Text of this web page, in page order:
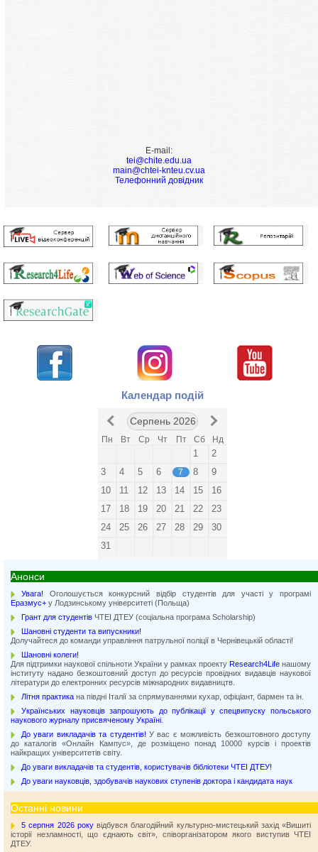
E-mail:
tei@chite.edu.ua
main@chtei-knteu.cv.ua
Телефонний довідник
Календар подій
Серпень 2026
Пн Вт Ср Чт Пт Сб Нд
1
2
3
4 5 6 7 8
9
10
11 12 13 14 15
16
17
18 19 20 21 22
23
24
25 26 27 28 29
30
31
Анонси
Увага! Оголошується конкурсний відбір студентів для участі у програмі
Еразмус+ у Лодзинському університеті (Польща)
Грант для студентів ЧТЕІ ДТЕУ (соціальна програма Scholarship)
Шановні студенти та випускники!
Долучайтеся до команди управління патрульної поліції в Чернівецькій області!
Шановні колеги!
Для підтримки наукової спільноти України у рамках проекту Research4Life нашому
інституту надано безкоштовний доступ до ресурсів провідних видавців наукової
літератури до електронних ресурсів міжнародних видавництв.
Літня практика на півдні Італії за спрямуваннями кухар, офіціант, бармен та ін.
Українських науковців запрошують до публікації у спецвипуску польського
наукового журналу присвяченому Україні
До уваги викладачів та студентів! У вас є можливість безкоштовного доступу
до каталогів «Онлайн Кампус», де розміщено понад 10000 курсів і проектів
найкращих університетів світу.
До уваги викладачів та студентів, користувачів бібліотеки ЧТЕІ ДТЕУ!
До уваги науковців, здобувачів наукових ступенів доктора і кандидата наук
Останні новини
5 серпня 2026 рокувідбувся благодійний культурно-мистецький захід «Вишиті
історії незламності, що єднають світ», співорганізатором якого виступив ЧТЕІ
ДТЕУ.